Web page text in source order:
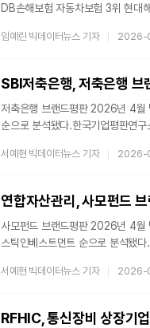
DB손해보험 자동차보험 3위 현대
소통, 커뮤니티가치로 분류하고 평
소비자들의 온라인 습관이 브랜
만들어진 지표로
임예린 빅데이터뉴스 기자 2026-
저축은행 브랜드평판 2026년 4월
순으로 분석됐다.한국기업평판연
브랜드 소비패턴을 분석했다. 지
소셜가치, 시장가치, 재무가치로
소통지수, 소셜지
서예현 빅데이터뉴스 기자 2026-
사모펀드 브랜드평판 2026년 4월
스틱인베스트먼트 순으로 분석됐
빅데이터 32,868,177개를 분석하
Limited Partners)로부터 자금을
서예현 빅데이터뉴스 기자 2026-